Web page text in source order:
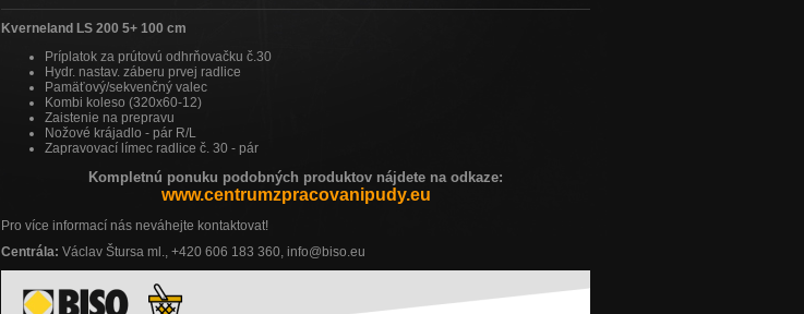
Kverneland LS 200 5+ 100 cm
Príplatok za prútovú odhrňovačku č.30
Hydr. nastav. záberu prvej radlice
Pamäťový/sekvenčný valec
Kombi koleso (320x60-12)
Zaistenie na prepravu
Nožové krájadlo - pár R/L
Zapravovací límec radlice č. 30 - pár
Kompletnú ponuku podobných produktov nájdete na odkaze:
www.centrumzpracovanipudy.eu
Pro více informací nás neváhejte kontaktovat!
Centrála: Václav Štursa ml., +420 606 183 360, info@biso.eu